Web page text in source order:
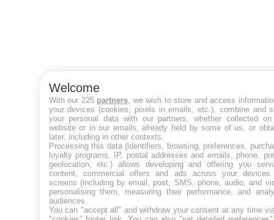
Welcome
With our 225 partners , we wish to store and access
your devices (cookies, pixels in emails, etc.), combine and
your personal data with our partners, whether collected
website or in our emails, already held by some of us, or
later, including in other contexts.
Processing this data (identifiers, browsing, preferences,
loyalty programs, IP, postal addresses and emails, phone,
geolocation, etc.) allows developing and offering you
content, commercial offers and ads across your devices
screens (including by email, post, SMS, phone, audio, and
personalising them, measuring their performance, and
audiences.
You can "accept all" and withdraw your consent at any time